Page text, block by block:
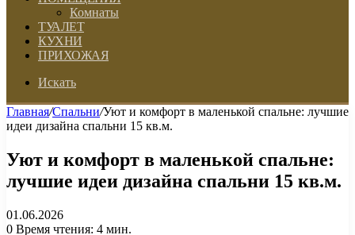
Комнаты
ТУАЛЕТ
КУХНИ
ПРИХОЖАЯ
Искать
Главная/Спальни/Уют и комфорт в маленькой спальне: лучшие
идеи дизайна спальни 15 кв.м.
Уют и комфорт в маленькой спальне:
лучшие идеи дизайна спальни 15 кв.м.
01.06.2026
0 Время чтения: 4 мин.